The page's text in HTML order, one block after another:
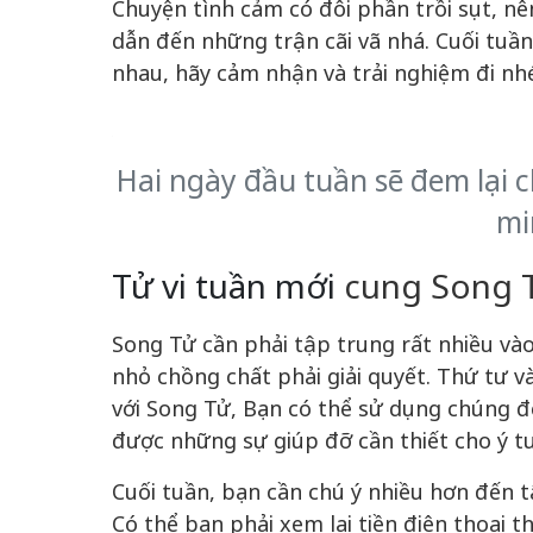
Chuyện tình cảm có đôi phần trồi sụt,
dẫn đến những trận cãi vã nhá. Cuối
nhau, hãy cảm nhận và trải nghiệm đi
Hai ngày đầu tuần sẽ đem lại
Tử vi tuần mới cung Song
Song Tử cần phải tập trung rất nhiều
nhỏ chồng chất phải giải quyết. Thứ tư
với Song Tử, Bạn có thể sử dụng chúng
được những sự giúp đỡ cần thiết cho ý
Cuối tuần, bạn cần chú ý nhiều hơn
Có thể bạn phải xem lại tiền điện thoại